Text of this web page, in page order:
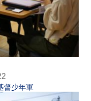
督少年軍